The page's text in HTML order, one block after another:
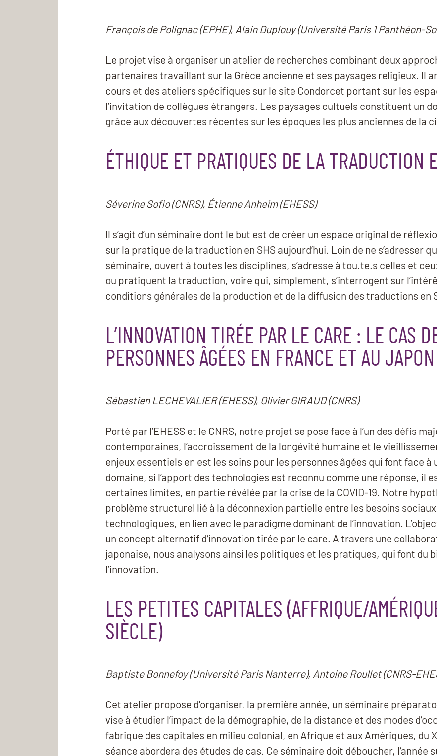
François de Polignac (EPHE), Alain Duplouy (Université Paris 1 Panthéon-
Le projet vise à organiser un atelier de recherches combinant deux
partenaires travaillant sur la Grèce ancienne et ses paysages religieux. Il
cours et des ateliers spécifiques sur le site Condorcet portant sur les
l’invitation de collègues étrangers. Les paysages cultuels constituent un
grâce aux découvertes récentes sur les époques les plus anciennes de la
ÉTHIQUE ET PRATIQUES DE LA TRADUCTION
Séverine Sofio (CNRS), Étienne Anheim (EHESS)
Il s’agit d’un séminaire dont le but est de créer un espace original de
sur la pratique de la traduction en SHS aujourd’hui. Loin de ne s’adresser
séminaire, ouvert à toutes les disciplines, s’adresse à tou.te.s celles et
ou pratiquent la traduction, voire qui, simplement, s’interrogent sur
conditions générales de la production et de la diffusion des traductions en
L’INNOVATION TIRÉE PAR LE CARE : LE CAS
PERSONNES ÂGÉES EN FRANCE ET AU
Sébastien LECHEVALIER (EHESS), Olivier GIRAUD (CNRS)
Porté par l’EHESS et le CNRS, notre projet se pose face à l’un des défis
contemporaines, l’accroissement de la longévité humaine et le
enjeux essentiels en est les soins pour les personnes âgées qui font face à
domaine, si l’apport des technologies est reconnu comme une réponse, il
certaines limites, en partie révélée par la crise de la COVID-19. Notre
problème structurel lié à la déconnexion partielle entre les besoins
technologiques, en lien avec le paradigme dominant de l’innovation.
un concept alternatif d’innovation tirée par le care. A travers une
japonaise, nous analysons ainsi les politiques et les pratiques, qui font du
l’innovation.
LES PETITES CAPITALES (AFFRIQUE/
SIÈCLE)
Baptiste Bonnefoy (Université Paris Nanterre), Antoine Roullet (CNRS-
Cet atelier propose d'organiser, la première année, un séminaire
vise à étudier l’impact de la démographie, de la distance et des modes
fabrique des capitales en milieu colonial, en Afrique et aux Amériques, du
séance abordera des études de cas. Ce séminaire doit déboucher, l’année